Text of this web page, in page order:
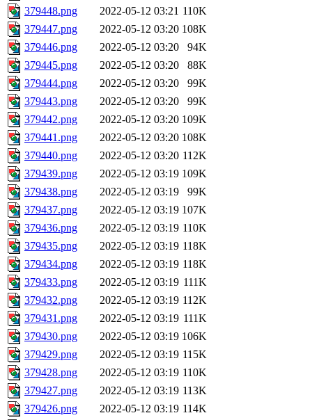
379448.png
2022-05-12 03:21 110K
379447.png
2022-05-12 03:20 108K
379446.png
2022-05-12 03:20
94K
379445.png
2022-05-12 03:20
88K
379444.png
2022-05-12 03:20
99K
379443.png
2022-05-12 03:20
99K
379442.png
2022-05-12 03:20 109K
379441.png
2022-05-12 03:20 108K
379440.png
2022-05-12 03:20 112K
379439.png
2022-05-12 03:19 109K
379438.png
2022-05-12 03:19
99K
379437.png
2022-05-12 03:19 107K
379436.png
2022-05-12 03:19 110K
379435.png
2022-05-12 03:19 118K
379434.png
2022-05-12 03:19 118K
379433.png
2022-05-12 03:19 111K
379432.png
2022-05-12 03:19 112K
379431.png
2022-05-12 03:19 111K
379430.png
2022-05-12 03:19 106K
379429.png
2022-05-12 03:19 115K
379428.png
2022-05-12 03:19 110K
379427.png
2022-05-12 03:19 113K
379426.png
2022-05-12 03:19 114K